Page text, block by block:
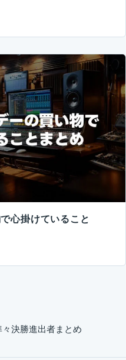
心掛けていること
決勝進出者まとめ